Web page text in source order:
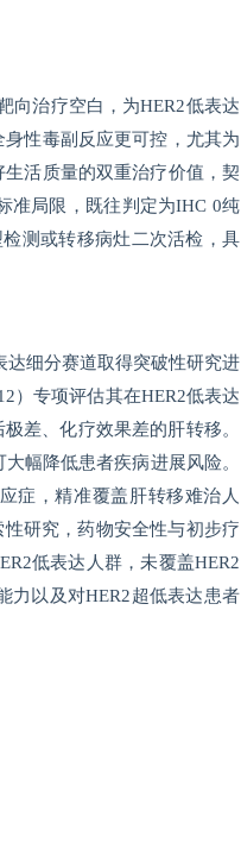
向治疗空白，为HER2低表达
性毒副反应更可控，尤其为
活质量的双重治疗价值，契
准局限，既往判定为IHC 0纯
测或转移病灶二次活检，具
达细分赛道取得突破性研究进
）专项评估其在HER2低表达
差、化疗效果差的肝转移。
幅降低患者疾病进展风险。
症，精准覆盖肝转移难治人
研究，药物安全性与初步疗
低表达人群，未覆盖HER2
力以及对HER2超低表达患者